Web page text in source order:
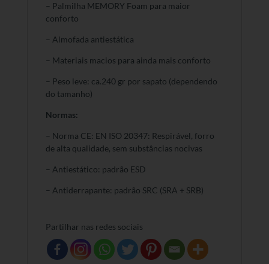
– Palmilha MEMORY Foam para maior
conforto
– Almofada antiestática
– Materiais macios para ainda mais conforto
– Peso leve: ca.240 gr por sapato (dependendo
do tamanho)
Normas:
– Norma CE: EN ISO 20347: Respirável, forro
de alta qualidade, sem substâncias nocivas
– Antiestático: padrão ESD
– Antiderrapante: padrão SRC (SRA + SRB)
Partilhar nas redes sociais